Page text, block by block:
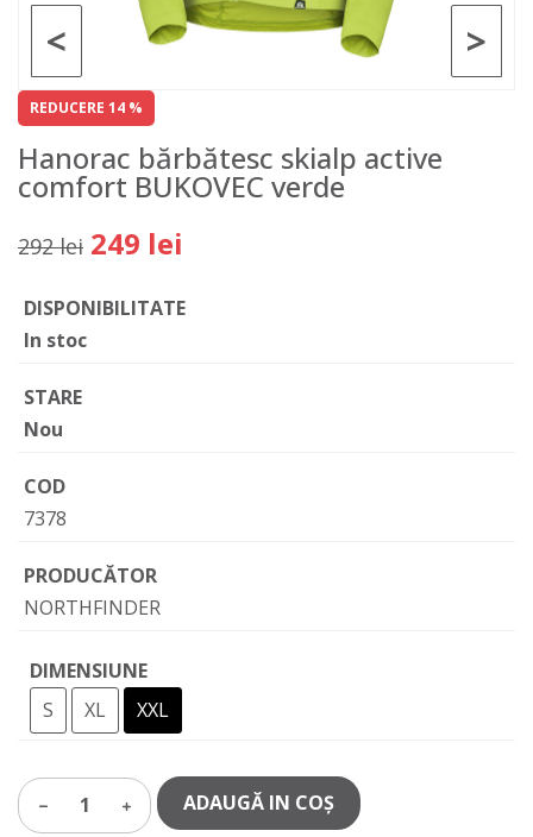
>
<
REDUCERE 14 %
Hanorac bărbătesc skialp active
comfort BUKOVEC verde
292 lei 249 lei
DISPONIBILITATE
In stoc
STARE
Nou
COD
7378
PRODUCĂTOR
NORTHFINDER
DIMENSIUNE
S
XL XXL
1 ADAUGĂ IN COŞ